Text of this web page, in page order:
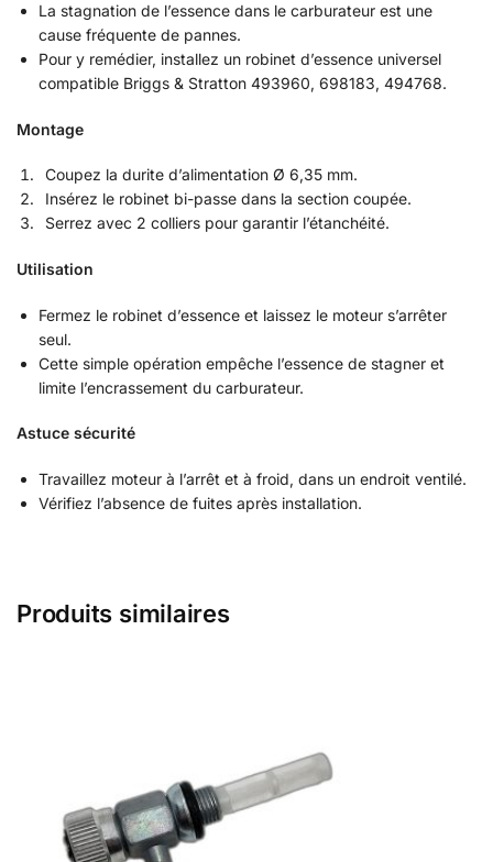
La stagnation de l’essence dans le carburateur est une
cause fréquente de pannes.
Pour y remédier, installez un robinet d’essence universel
compatible Briggs & Stratton 493960, 698183, 494768.
Montage
Coupez la durite d’alimentation Ø 6,35 mm.
Insérez le robinet bi-passe dans la section coupée.
Serrez avec 2 colliers pour garantir l’étanchéité.
Utilisation
Fermez le robinet d’essence et laissez le moteur s’arrêter
seul.
Cette simple opération empêche l’essence de stagner et
limite l’encrassement du carburateur.
Astuce sécurité
Travaillez moteur à l’arrêt et à froid, dans un endroit ventilé.
Vérifiez l’absence de fuites après installation.
Produits similaires